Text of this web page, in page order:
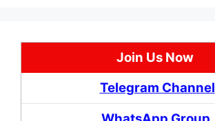
Join Us Now
Telegram Channel